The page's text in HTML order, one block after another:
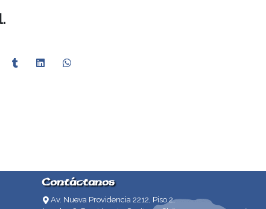
Contáctanos
Av. Nueva Providencia 2212, Piso 2,